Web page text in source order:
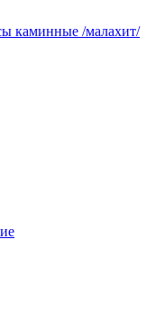
каминные /малахит/